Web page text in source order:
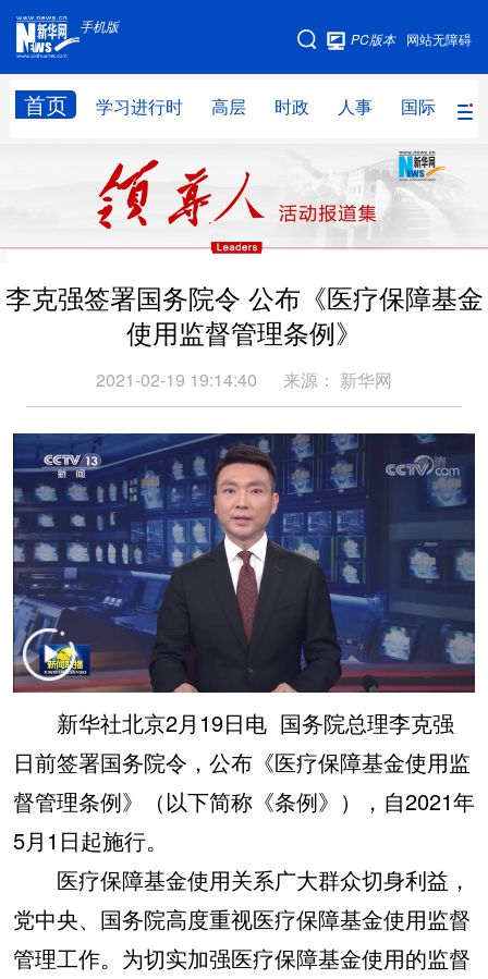
手机版
网站无障碍
PC版本
首页 学习进行时 高层 时政 人事 国际 财
手机版
网站地图
高层 人事
财经 网评
台湾 思客智库 全球连线 教育
科技 科创 量子 体育
书画 健康
视频 图片
法律 中央文件 金融 汽车
食品 人居 信息化 数字经济
学术中国 乡村振兴 银龄 溯源中国
城市 旅游 会展
彩票 悦读
公益 亚太网 上市公司
文化产业
地方频道
北京
辽宁 吉林 上海 江苏
浙江 安徽 福建 江西
李克强签署国务院令 公布《医疗保障基金
使用监督管理条例》
2021-02-19 19:14:40 来源： 新华网
新华社北京2月19日电 国务院总理李克强
日前签署国务院令，公布《医疗保障基金使用监
督管理条例》（以下简称《条例》），自2021年
5月1日起施行。
医疗保障基金使用关系广大群众切身利益，
党中央、国务院高度重视医疗保障基金使用监督
管理工作。为切实加强医疗保障基金使用的监督